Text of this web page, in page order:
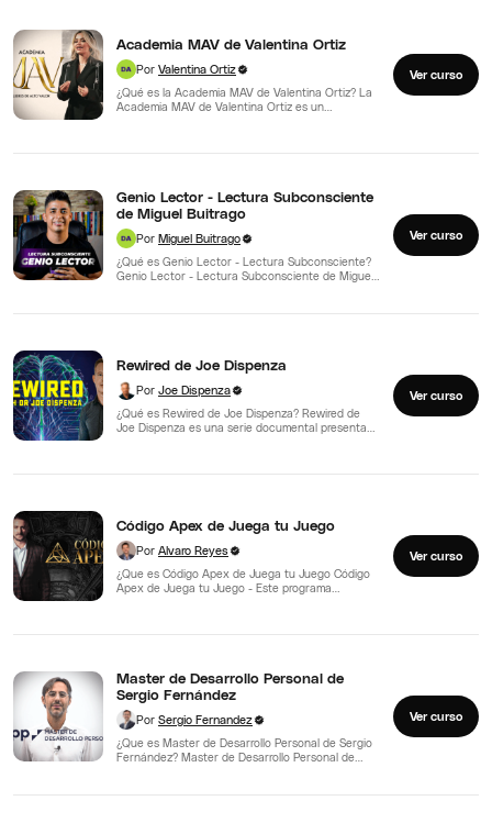
Academia MAV de Valentina Ortiz
Por Valentina Ortiz
¿Qué es la Academia MAV de Valentina Ortiz? La
Academia MAV de Valentina Ortiz es un
Ver curso
Genio Lector - Lectura Subconsciente
de Miguel Buitrago
Por Miguel Buitrago
¿Qué es Genio Lector - Lectura Subconsciente?
Genio Lector - Lectura Subconsciente de Miguel
Ver curso
Rewired de Joe Dispenza
Por Joe Dispenza
¿Qué es Rewired de Joe Dispenza? Rewired de
Joe Dispenza es una serie documental presentada
Ver curso
Código Apex de Juega tu Juego
Por Alvaro Reyes
¿Que es Código Apex de Juega tu Juego Código
Apex de Juega tu Juego - Este programa…
Ver curso
Master de Desarrollo Personal de
Sergio Fernández
Por Sergio Fernandez
¿Que es Master de Desarrollo Personal de Sergio
Fernández? Master de Desarrollo Personal de
Ver curso